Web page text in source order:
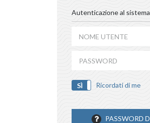
Autenticazione al sistema
SÌ NO
Ricordati di me
PASSWORD